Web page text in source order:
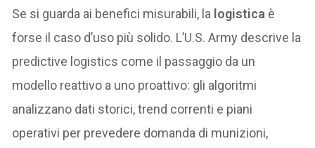
Se si guarda ai benefici misurabili, la logistica è
forse il caso d’uso più solido. L’U.S. Army descrive la
predictive logistics come il passaggio da un
modello reattivo a uno proattivo: gli algoritmi
analizzano dati storici, trend correnti e piani
operativi per prevedere domanda di munizioni,